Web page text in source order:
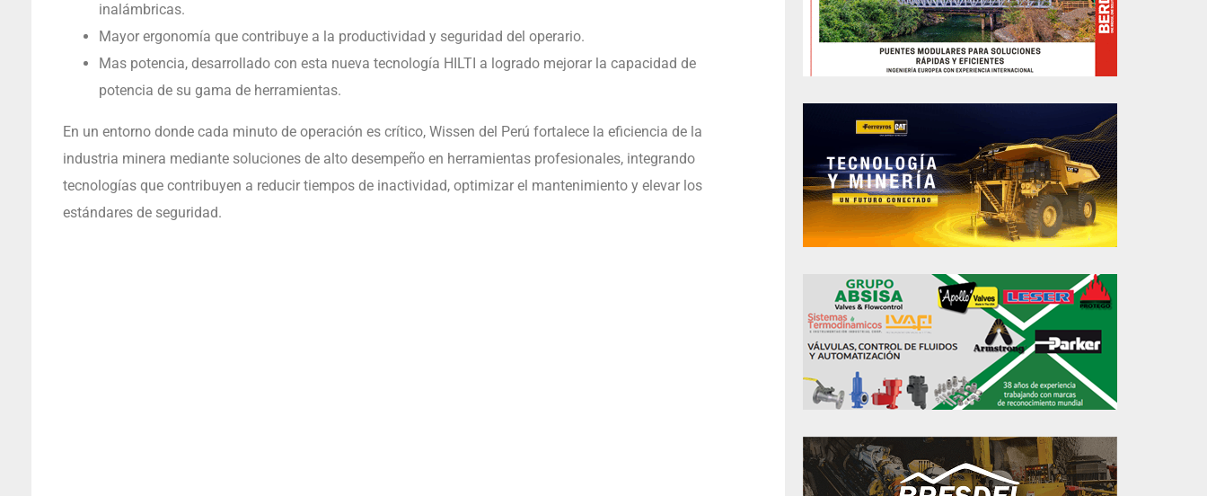
inalámbricas.
Mayor ergonomía que contribuye a la productividad y seguridad del operario.
Mas potencia, desarrollado con esta nueva tecnología HILTI a logrado mejorar la capacidad de
potencia de su gama de herramientas.
En un entorno donde cada minuto de operación es crítico, Wissen del Perú fortalece la eficiencia de la
industria minera mediante soluciones de alto desempeño en herramientas profesionales, integrando
tecnologías que contribuyen a reducir tiempos de inactividad, optimizar el mantenimiento y elevar los
estándares de seguridad.